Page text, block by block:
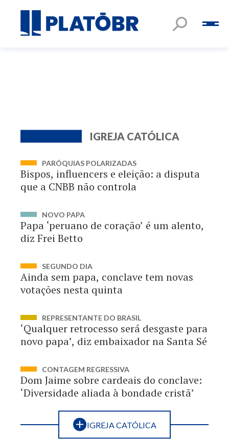
IGREJA CATÓLICA
PARÓQUIAS POLARIZADAS
Bispos, influencers e eleição: a disputa
que a CNBB não controla
NOVO PAPA
Papa ‘peruano de coração’ é um alento,
diz Frei Betto
SEGUNDO DIA
Ainda sem papa, conclave tem novas
votações nesta quinta
REPRESENTANTE DO BRASIL
‘Qualquer retrocesso será desgaste para
novo papa’, diz embaixador na Santa Sé
CONTAGEM REGRESSIVA
Dom Jaime sobre cardeais do conclave:
‘Diversidade aliada à bondade cristã’
IGREJA CATÓLICA